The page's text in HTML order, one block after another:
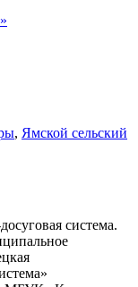
, Ямской сельский
система.